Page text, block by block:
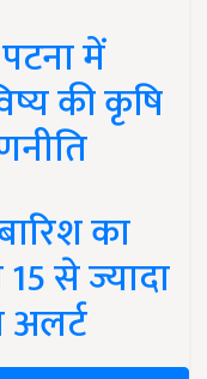
में
की कृषि
का
से ज्यादा